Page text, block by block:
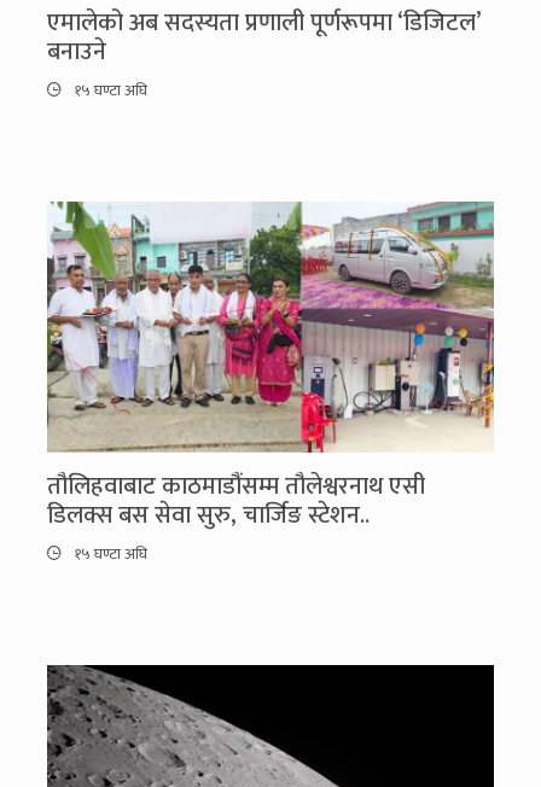
एमालेको अब सदस्यता प्रणाली पूर्णरूपमा ‘डिजिटल’
बनाउने
१५ घण्टा अघि
तौलिहवाबाट काठमाडौंसम्म तौलेश्वरनाथ एसी
डिलक्स बस सेवा सुरु, चार्जिङ स्टेशन..
१५ घण्टा अघि